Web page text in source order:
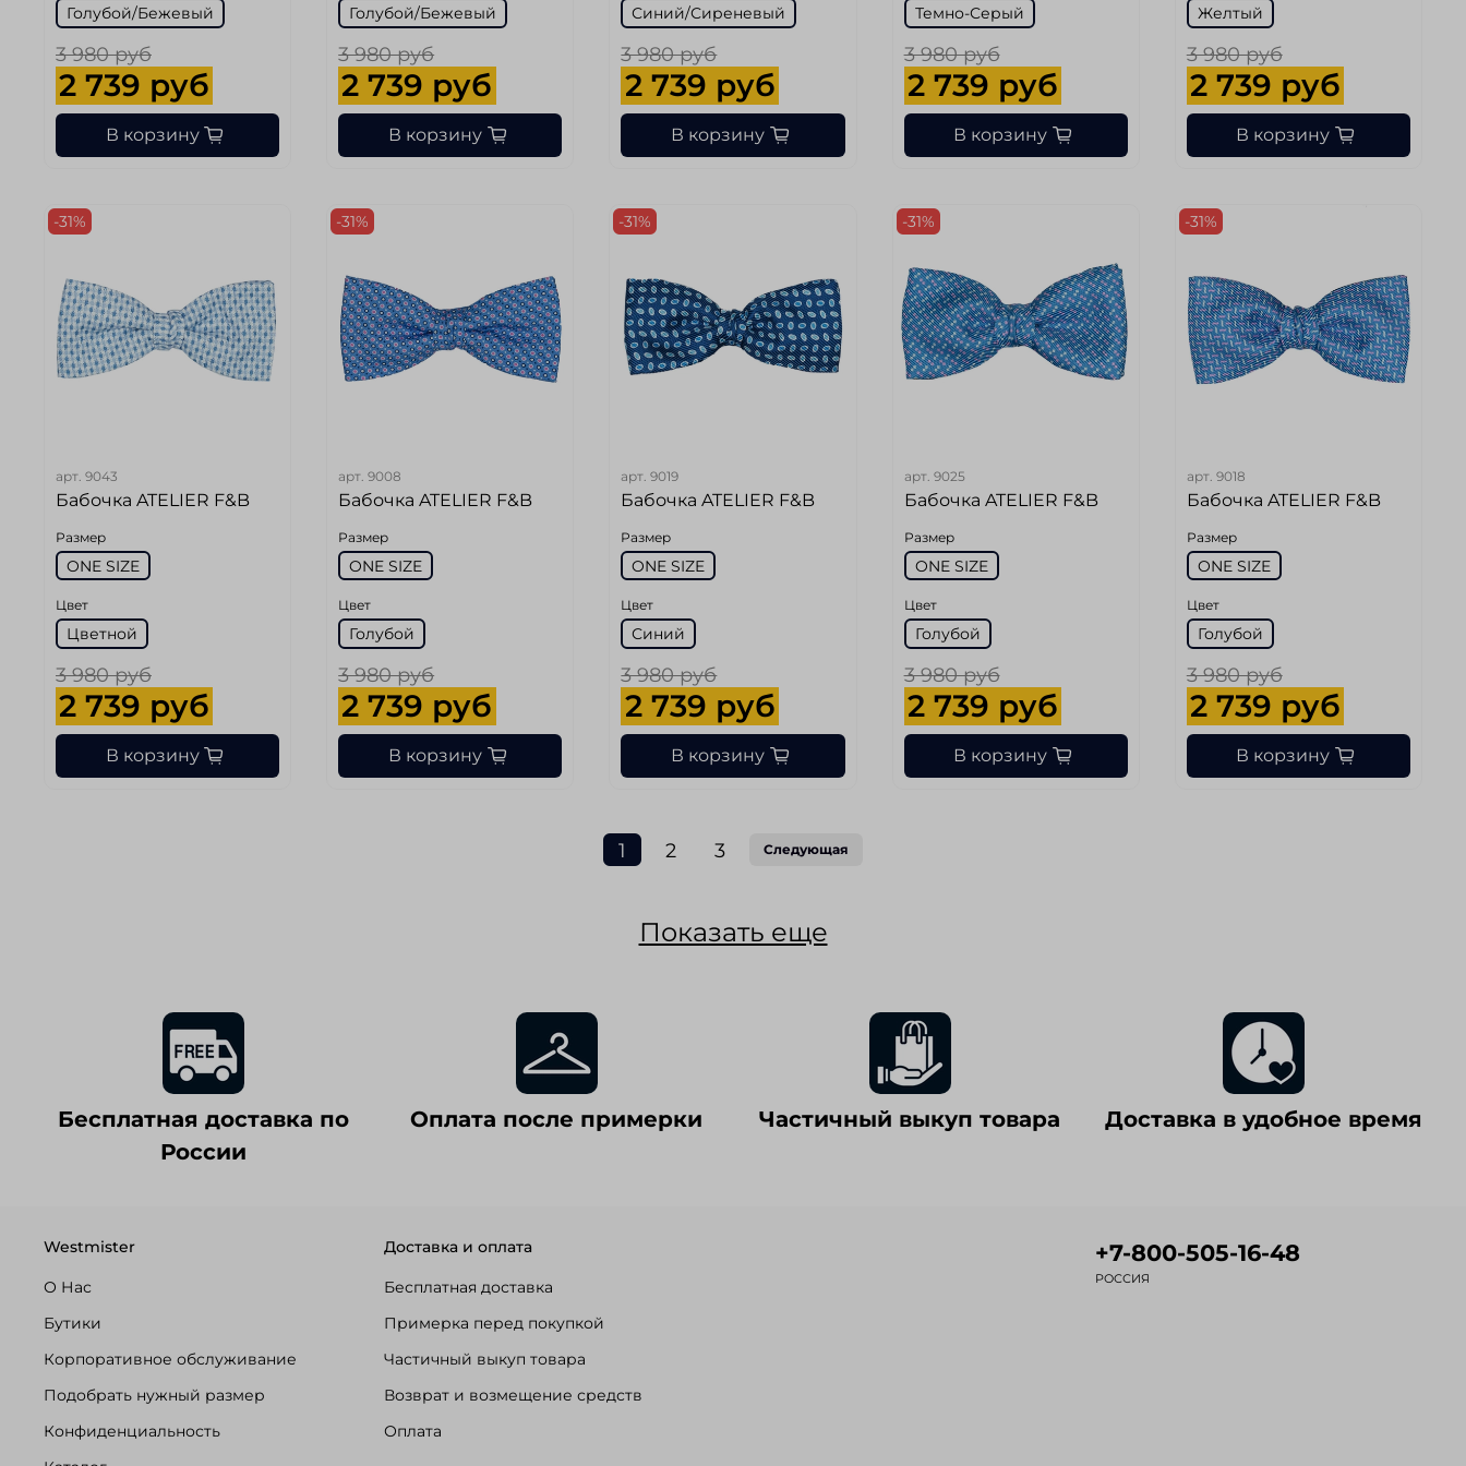
Голубой/Бежевый
3 980 руб
2 739 руб
В корзину
Голубой/Бежевый
3 980 руб
2 739 руб
В корзину
Синий/Сиреневый
3 980 руб
2 739 руб
В корзину
Темно-Серый
3 980 руб
2 739 руб
В корзину
Желтый
3 980 руб
2 739 руб
В корзину
-31%
арт. 9043
Бабочка ATELIER F&B
Размер
ONE SIZE
Цвет
Цветной
3 980 руб
2 739 руб
В корзину
-31%
арт.9008
Бабочка ATELIER F&B
Размер
ONE SIZE
Цвет
Голубой
3 980 руб
2 739 руб
В корзину
-31%
арт.9019
Бабочка ATELIER F&B
Размер
ONE SIZE
Цвет
Синий
3 980 руб
2 739 руб
В корзину
-31%
арт. 9025
Бабочка ATELIER F&B
Размер
ONE SIZE
Цвет
Голубой
3 980 руб
2 739 руб
В корзину
-31%
арт. 9018
Бабочка ATELIER F&B
Размер
ONE SIZE
Цвет
Голубой
3 980 руб
2 739 руб
В корзину
1 2 3 Следующая
Показать еще
Бесплатная доставка по
России
Оплата после примерки Частичный выкуп товара Доставка в удобное время
Westmister
О Нас
Бутики
Корпоративное обслуживание
Подобрать нужный размер
Конфиденциальность
Доставка и оплата
Бесплатная доставка
Примерка перед покупкой
Частичный выкуп товара
Возврат и возмещение средств
Оплата
+7-800-505-16-48
РОССИЯ